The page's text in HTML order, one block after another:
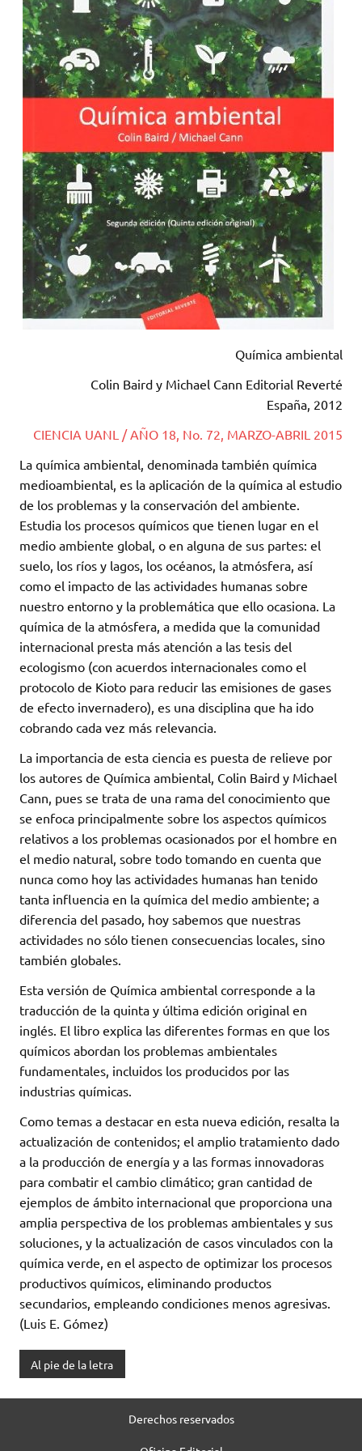
Química ambiental
Colin Baird y Michael Cann Editorial Reverté
España, 2012
CIENCIA UANL / AÑO 18, No. 72, MARZO-ABRIL 2015
La química ambiental, denominada también química
medioambiental, es la aplicación de la química al estudio
de los problemas y la conservación del ambiente.
Estudia los procesos químicos que tienen lugar en el
medio ambiente global, o en alguna de sus partes: el
suelo, los ríos y lagos, los océanos, la atmósfera, así
como el impacto de las actividades humanas sobre
nuestro entorno y la problemática que ello ocasiona. La
química de la atmósfera, a medida que la comunidad
internacional presta más atención a las tesis del
ecologismo (con acuerdos internacionales como el
protocolo de Kioto para reducir las emisiones de gases
de efecto invernadero), es una disciplina que ha ido
cobrando cada vez más relevancia.
La importancia de esta ciencia es puesta de relieve por
los autores de Química ambiental, Colin Baird y Michael
Cann, pues se trata de una rama del conocimiento que
se enfoca principalmente sobre los aspectos químicos
relativos a los problemas ocasionados por el hombre en
el medio natural, sobre todo tomando en cuenta que
nunca como hoy las actividades humanas han tenido
tanta influencia en la química del medio ambiente; a
diferencia del pasado, hoy sabemos que nuestras
actividades no sólo tienen consecuencias locales, sino
también globales.
Esta versión de Química ambiental corresponde a la
traducción de la quinta y última edición original en
inglés. El libro explica las diferentes formas en que los
químicos abordan los problemas ambientales
fundamentales, incluidos los producidos por las
industrias químicas.
Como temas a destacar en esta nueva edición, resalta la
actualización de contenidos; el amplio tratamiento dado
a la producción de energía y a las formas innovadoras
para combatir el cambio climático; gran cantidad de
ejemplos de ámbito internacional que proporciona una
amplia perspectiva de los problemas ambientales y sus
soluciones, y la actualización de casos vinculados con la
química verde, en el aspecto de optimizar los procesos
productivos químicos, eliminando productos
secundarios, empleando condiciones menos agresivas.
(Luis E. Gómez)
Al pie de la letra
Derechos reservados